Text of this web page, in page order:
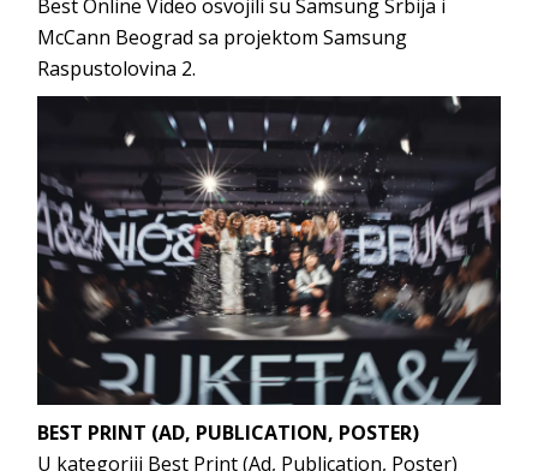
Best Online Video osvojili su Samsung Srbija i
McCann Beograd sa projektom Samsung
Raspustolovina 2.
BEST PRINT (AD, PUBLICATION, POSTER)
U kategoriji Best Print (Ad, Publication, Poster)